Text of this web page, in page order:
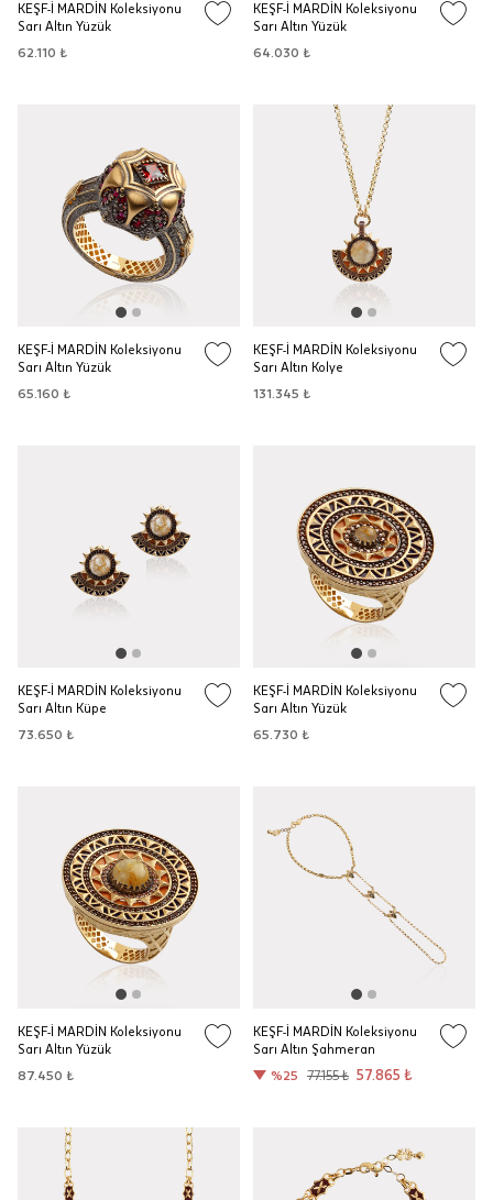
KEŞF-İ MARDİN Koleksiyonu
Sarı Altın Yüzük
62.110 ₺
KEŞF-İ MARDİN Koleksiyonu
Sarı Altın Yüzük
64.030 ₺
KEŞF-İ MARDİN Koleksiyonu
Sarı Altın Yüzük
65.160 ₺
KEŞF-İ MARDİN Koleksiyonu
Sarı Altın Kolye
131.345 ₺
KEŞF-İ MARDİN Koleksiyonu
Sarı Altın Küpe
73.650 ₺
KEŞF-İ MARDİN Koleksiyonu
Sarı Altın Yüzük
65.730 ₺
KEŞF-İ MARDİN Koleksiyonu
Sarı Altın Yüzük
87.450 ₺
KEŞF-İ MARDİN Koleksiyonu
Sarı Altın Şahmeran
%25
77.155 ₺ 57.865 ₺